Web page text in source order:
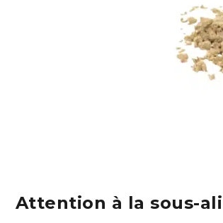
Attention à la sous-